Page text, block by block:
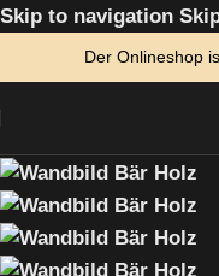
Skip to navigation
Der Onlineshop